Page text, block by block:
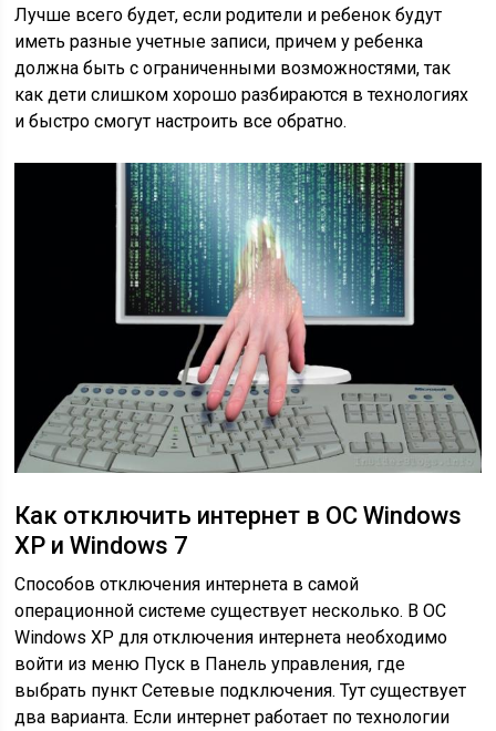
Лучше всего будет, если родители и ребенок будут
иметь разные учетные записи, причем у ребенка
должна быть с ограниченными возможностями, так
как дети слишком хорошо разбираются в технологиях
и быстро смогут настроить все обратно.
Как отключить интернет в ОС Windows
XP и Windows 7
Способов отключения интернета в самой
операционной системе существует несколько. В ОС
Windows XP для отключения интернета необходимо
войти из меню Пуск в Панель управления, где
выбрать пункт Сетевые подключения. Тут существует
два варианта. Если интернет работает по технологии